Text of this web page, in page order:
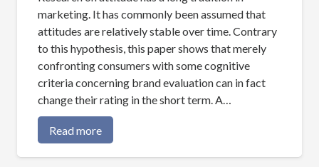
marketing. It has commonly been assumed that
attitudes are relatively stable over time. Contrary
to this hypothesis, this paper shows that merely
confronting consumers with some cognitive
criteria concerning brand evaluation can in fact
change their rating in the short term. A…
Read more